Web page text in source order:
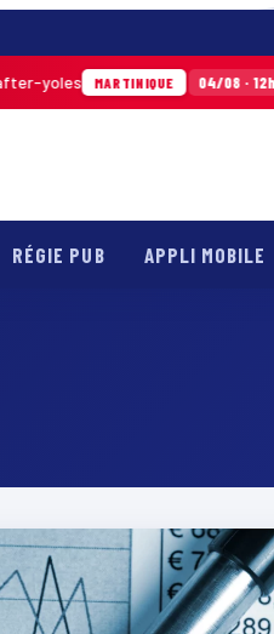
yoles MARTINIQUE 04/08 · 12h29
RÉGIE PUB APPLI MOBILE